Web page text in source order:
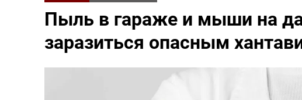
Пыль в гараже и мыши на
заразиться опасным